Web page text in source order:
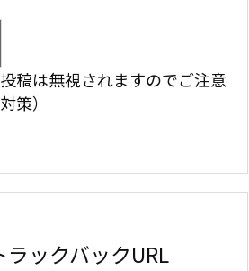
稿は無視されますのでご注意
策）
ックバックURL